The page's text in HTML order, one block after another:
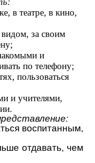
в театре, в кино,
за своим
и
по телефону;
пользоваться
и учителями,
воспитанным,
отдавать, чем